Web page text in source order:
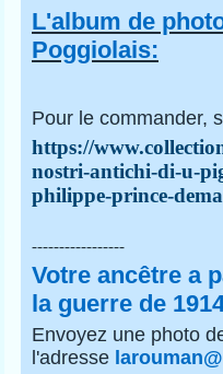
L'album de
Poggiolais:
Pour le commander,
https://
nostri-antichi-di-u-
philippe-prince-
-----------------
Votre ancêtre a
la guerre de
Envoyez une photo
l'adresse